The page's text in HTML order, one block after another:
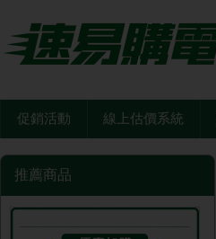
促銷活動 線上估價系統
推薦商品